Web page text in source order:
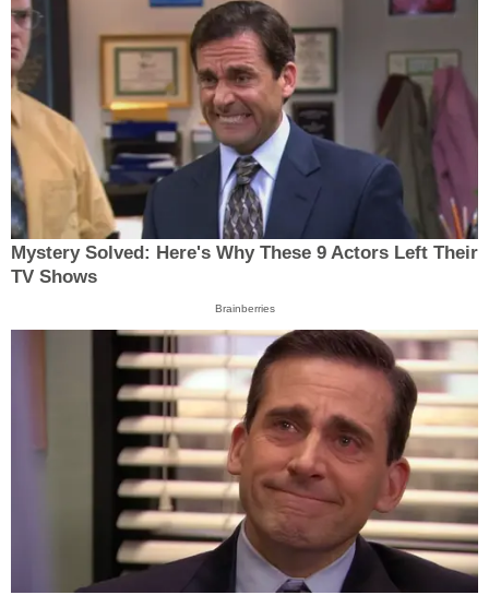
Mystery Solved: Here's Why These 9 Actors Left Their
TV Shows
Brainberries